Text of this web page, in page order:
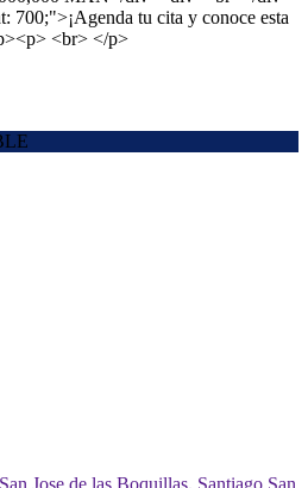
700;">¡Agenda tu cita y conoce esta
<br> </p>